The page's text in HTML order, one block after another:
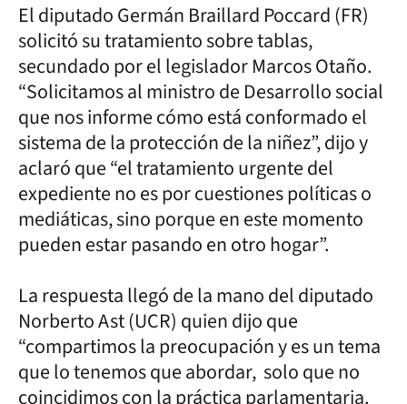
El diputado Germán Braillard Poccard (FR)
solicitó su tratamiento sobre tablas,
secundado por el legislador Marcos Otaño.
“Solicitamos al ministro de Desarrollo social
que nos informe cómo está conformado el
sistema de la protección de la niñez”, dijo y
aclaró que “el tratamiento urgente del
expediente no es por cuestiones políticas o
mediáticas, sino porque en este momento
pueden estar pasando en otro hogar”.
La respuesta llegó de la mano del diputado
Norberto Ast (UCR) quien dijo que
“compartimos la preocupación y es un tema
que lo tenemos que abordar, solo que no
coincidimos con la práctica parlamentaria.